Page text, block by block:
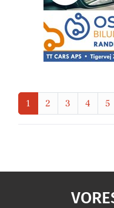
1 2 3 4 5